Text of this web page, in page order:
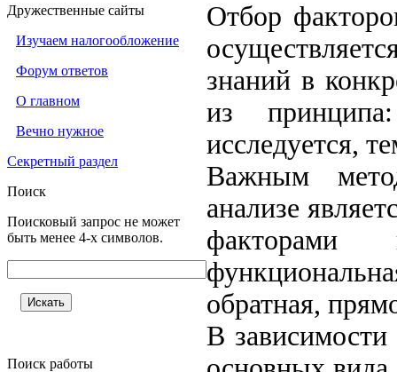
Дружественные сайты
Изучаем налогообложение
Форум ответов
О главном
Вечно нужное
Секретный раздел
Поиск
Поисковый запрос не может
быть менее 4-х символов.
Поиск работы
Отбор
знаний в
из
исследуется,
Важным
анализе
факторами
обратная,
В